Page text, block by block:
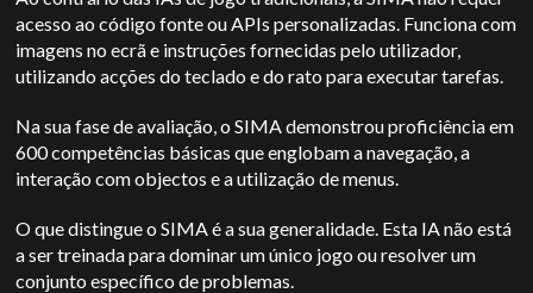
acesso ao código fonte ou APIs personalizadas. Funciona com
imagens no ecrã e instruções fornecidas pelo utilizador,
utilizando acções do teclado e do rato para executar tarefas.
Na sua fase de avaliação, o SIMA demonstrou proficiência em
600 competências básicas que englobam a navegação, a
interação com objectos e a utilização de menus.
O que distingue o SIMA é a sua generalidade. Esta IA não está
a ser treinada para dominar um único jogo ou resolver um
conjunto específico de problemas.